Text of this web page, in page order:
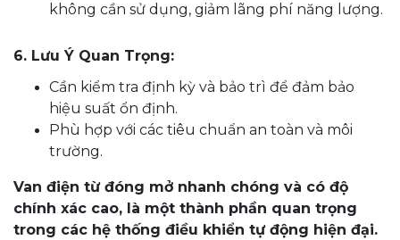
không cần sử dụng, giảm lãng phí năng lượng.
6. Lưu Ý Quan Trọng:
Cần kiểm tra định kỳ và bảo trì để đảm bảo
hiệu suất ổn định.
Phù hợp với các tiêu chuẩn an toàn và môi
trường.
Van điện từ đóng mở nhanh chóng và có độ
chính xác cao, là một thành phần quan trọng
trong các hệ thống điều khiển tự động hiện đại.